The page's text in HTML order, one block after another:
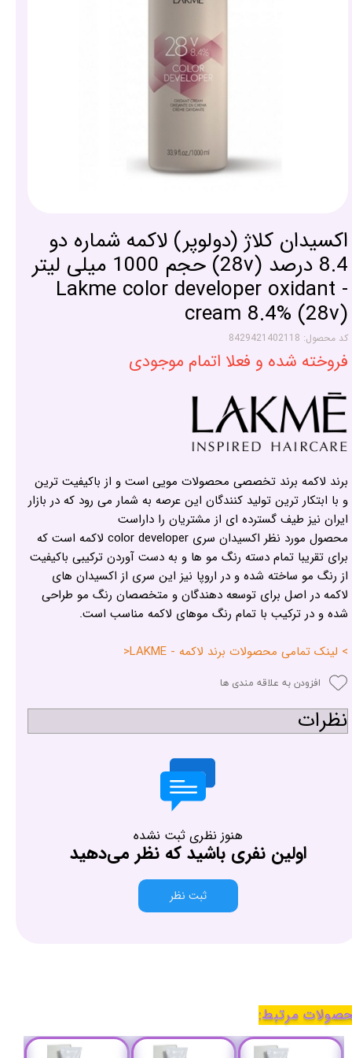
اکسیدان کلاژ (دولوپر) لاکمه شماره دو
8.4 درصد (28v) حجم 1000 میلی لیتر
- Lakme color developer oxidant
cream 8.4% (28v)
کد محصول: 8429421402118
فروخته شده و فعلا اتمام موجودی
برند لاکمه برند تخصصی محصولات مویی است و از باکیفیت ترین
و با ابتکار ترین تولید کنندگان این عرصه به شمار می رود که در بازار
ایران نیز طیف گسترده ای از مشتریان را داراست
محصول مورد نظر اکسیدان سری color developer لاکمه است که
برای تقریبا تمام دسته رنگ مو ها و به دست آوردن ترکیبی باکیفیت
از رنگ مو ساخته شده و در اروپا نیز این سری از اکسیدان های
لاکمه در اصل برای توسعه دهندگان و متخصصان رنگ مو طراحی
شده و در ترکیب با تمام رنگ موهای لاکمه مناسب است.
> لینک تمامی محصولات برند لاکمه - LAKME<
افزودن به علاقه مندی ها
نظرات
هنوز نظری ثبت نشده
اولین نفری باشید که نظر می‌دهید
ثبت نظر
مرتبط: